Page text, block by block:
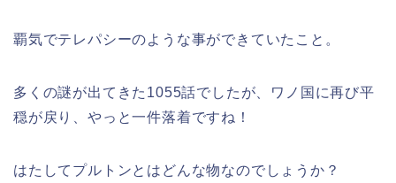
覇気でテレパシーのような事ができていたこと。
多くの謎が出てきた1055話でしたが、ワノ国に再び平
穏が戻り、やっと一件落着ですね！
はたしてプルトンとはどんな物なのでしょうか？